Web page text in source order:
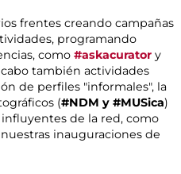
frentes creando campañas
programando
como #askacurator y
cabo también actividades
de perfiles "informales", la
(#NDM y #MUSica)
de la red, como
inauguraciones de